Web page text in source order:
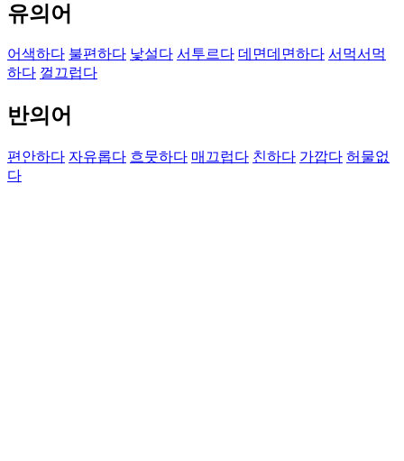
유의어
어색하다 불편하다 낯설다 서투르다 데면데면하다 서먹서먹
하다 껄끄럽다
반의어
편안하다 자유롭다 흐뭇하다 매끄럽다 친하다 가깝다 허물없
다